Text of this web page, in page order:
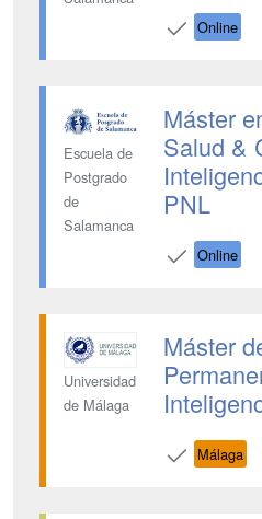
Online
Escuela de
Postgrado
de
Salamanca
Máster
Salud &
PNL
Online
Universidad
de Málaga
Máster
Málaga